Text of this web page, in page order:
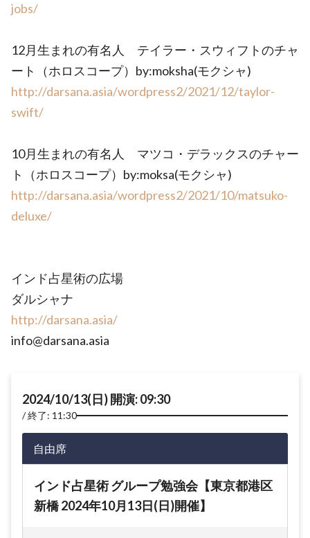
jobs/
12月生まれの有名人 テイラー・スウィフトのチャ
ート（ホロスコープ）by:moksha(モクシャ)
http://darsana.asia/wordpress2/2021/12/taylor-
swift/
10月生まれの有名人 マツコ・デラックスのチャー
ト（ホロスコープ）by:moksa(モクシャ)
http://darsana.asia/wordpress2/2021/10/matsuko-
deluxe/
インド占星術の広場
ダルシャナ
http://darsana.asia/
info@darsana.asia
2024/10/13(日) 開演: 09:30
終了: 11:30
自由席
インド占星術 グループ勉強会【東京都港区
新橋 2024年10月13日(日)開催】